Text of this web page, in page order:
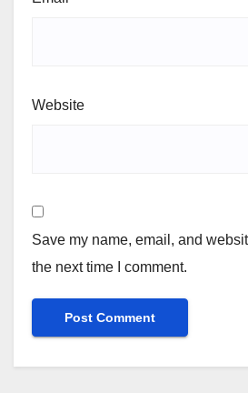
Website
Save my name, email, and
the next time I comment.